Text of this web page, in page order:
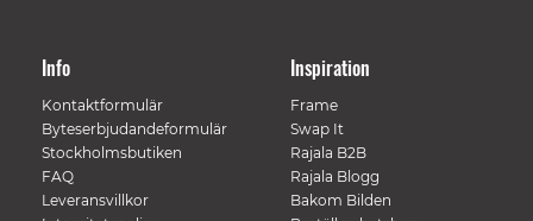
Info
Kontaktformulär
Byteserbjudandeformulär
Stockholmsbutiken
FAQ
Leveransvillkor
Inspiration
Frame
Swap It
Rajala B2B
Rajala Blogg
Bakom Bilden